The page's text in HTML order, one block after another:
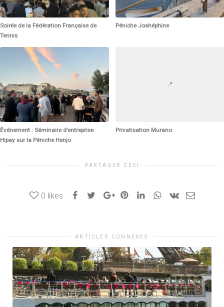
Soirée de la Fédération Française de
Tennis
Péniche Joshéphine
Événement : Séminaire d’entreprise
Hipay sur la Péniche Henjo
📍
Privatisation Murano
PARTAGER CECI
0 likes
ARTICLES CONNEXES